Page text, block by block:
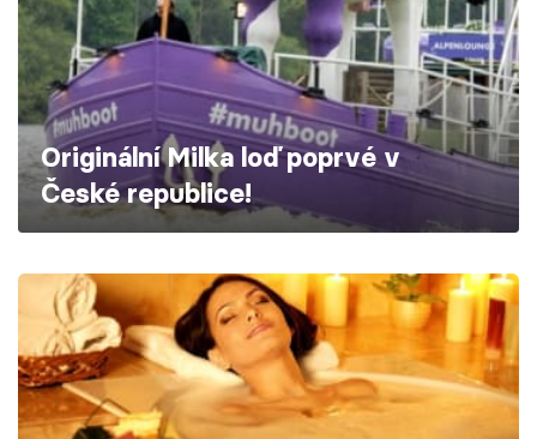
Škola vaření
Recepty z TV
Speciál: Cuketa
Těhotnej kuchař
Přihlášení
Sledujte nás
Originální Milka loď poprvé v
České republice!